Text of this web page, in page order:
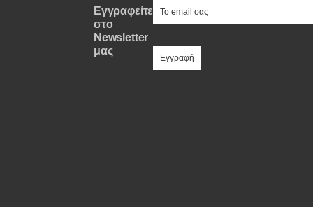
Εγγραφείτε
στο
Newsletter
μας
e-mail